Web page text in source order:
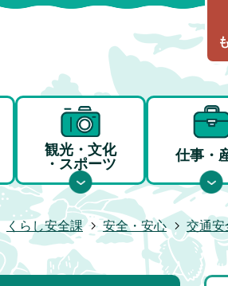
観光・文化
・スポーツ
仕事・
くらし安全課 安全・安心
交通安